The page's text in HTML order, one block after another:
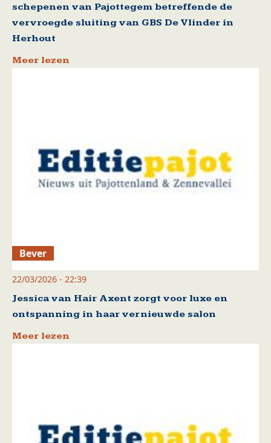
schepenen van Pajottegem betreffende de
vervroegde sluiting van GBS De Vlinder in
Herhout
Meer lezen
Bever
22/03/2026 - 22:39
Jessica van Hair Axent zorgt voor luxe en
ontspanning in haar vernieuwde salon
Meer lezen